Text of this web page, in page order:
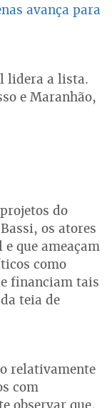
avança para
lidera a lista.
e Maranhão,
do
os atores
que ameaçam
como
financiam tais
teia de
relativamente
com
observar que,